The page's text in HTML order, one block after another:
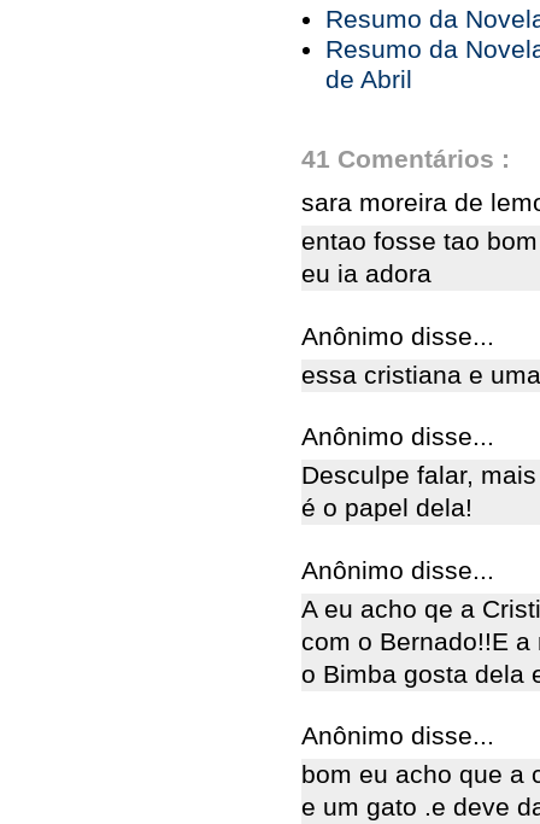
Resumo da
Resumo da
de Abril
41 Comentários :
sara moreira de
entao fosse tao
eu ia adora
Anônimo disse...
essa cristiana e
Anônimo disse...
Desculpe falar,
é o papel dela!
Anônimo disse...
A eu acho qe a
com o Bernado!!E
o Bimba gosta dela
Anônimo disse...
bom eu acho que a
e um gato .e deve